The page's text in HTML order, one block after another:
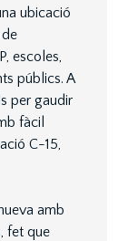
ubicació
escoles,
públics. A
per gaudir
fàcil
C-15,
amb
fet que